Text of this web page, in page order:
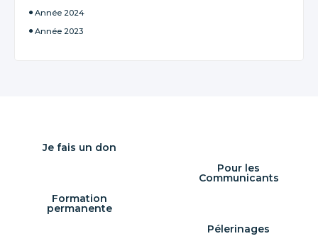
Année 2024
Année 2023
Je fais un don
Pour les
Communicants
Formation
permanente
Pélerinages